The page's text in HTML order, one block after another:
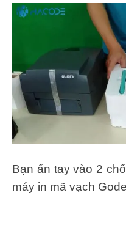
Bạn ấn tay vào 2
máy in mã vạch